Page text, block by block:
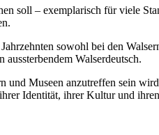
soll – exemplarisch für viele
sowohl bei den
Walserdeutsch.
Museen anzutreffen sein
Identität, ihrer Kultur und